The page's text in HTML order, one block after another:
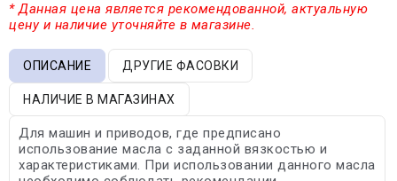
* Данная цена является рекомендованной, актуальную
цену и наличие уточняйте в магазине.
ОПИСАНИЕ ДРУГИЕ ФАСОВКИ
НАЛИЧИЕ В МАГАЗИНАХ
Для машин и приводов, где предписано
использование масла с заданной вязкостью и
характеристиками. При использовании данного масла